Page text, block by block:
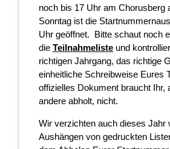
noch bis 17 Uhr am Chorusberg
Sonntag ist die
Uhr geöffnet. Bitte schaut noch
die Teilnahmeliste und
richtigen Jahrgang, das richtige
einheitliche Schreibweise Eures
offizielles Dokument braucht Ihr,
andere abholt, nicht.
Wir verzichten auch dieses Jahr
Aushängen von gedruckten